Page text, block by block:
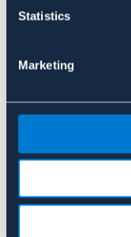
Statistics
Marketing
Anmeldelser
Lignende